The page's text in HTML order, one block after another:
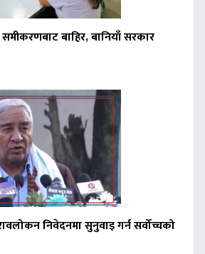
समीकरणबाट बाहिर, बानियाँ सरकार
निवेदनमा सुनुवाइ गर्न सर्वोच्चको